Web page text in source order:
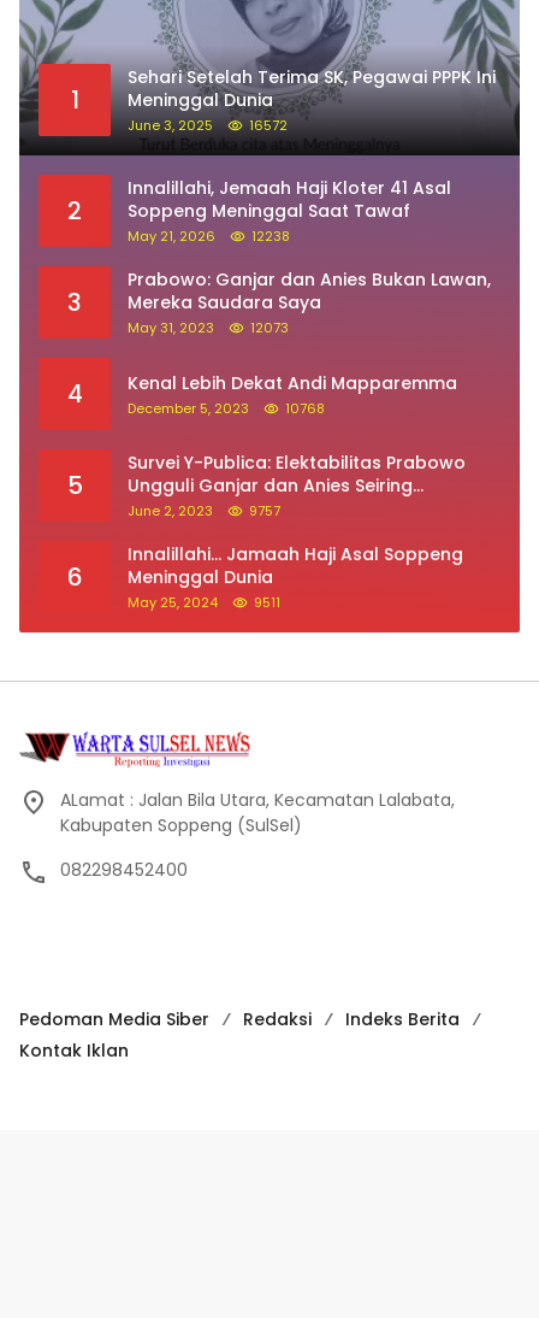
1
Sehari Setelah Terima SK, Pegawai PPPK Ini
Meninggal Dunia
June 3, 2025 16572
2
Innalillahi, Jemaah Haji Kloter 41 Asal
Soppeng Meninggal Saat Tawaf
May 21, 2026 12238
3
Prabowo: Ganjar dan Anies Bukan Lawan,
Mereka Saudara Saya
May 31, 2023 12073
4 Kenal Lebih Dekat Andi Mapparemma
December 5, 2023 10768
5
Survei Y-Publica: Elektabilitas Prabowo
Ungguli Ganjar dan Anies Seiring
Kepuasan Terhadap Jokowi Naik
June 2, 2023 9757
6
Innalillahi… Jamaah Haji Asal Soppeng
Meninggal Dunia
May 25, 2024 9511
ALamat : Jalan Bila Utara, Kecamatan Lalabata,
Kabupaten Soppeng (SulSel)
082298452400
Pedoman Media Siber Redaksi
Indeks Berita
Kontak Iklan